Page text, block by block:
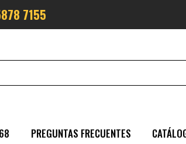
7155
PREGUNTAS FRECUENTES